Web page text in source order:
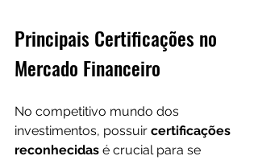
Principais Certificações no
Mercado Financeiro
No competitivo mundo dos
investimentos, possuir certificações
reconhecidas é crucial para se